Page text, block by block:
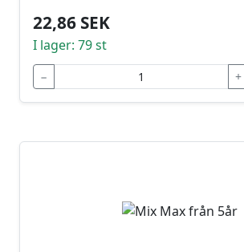
22,86 SEK
I lager: 79 st
− +